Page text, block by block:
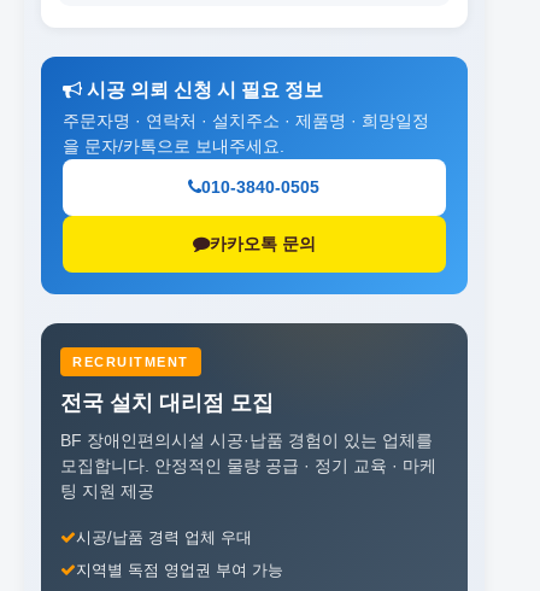
시공 의뢰 신청 시 필요 정보
주문자명 · 연락처 · 설치주소 · 제품명 · 희망일정
을 문자/카톡으로 보내주세요.
010-3840-0505
카카오톡 문의
RECRUITMENT
전국 설치 대리점 모집
BF 장애인편의시설 시공·납품 경험이 있는 업체를
모집합니다. 안정적인 물량 공급 · 정기 교육 · 마케
팅 지원 제공
시공/납품 경력 업체 우대
지역별 독점 영업권 부여 가능